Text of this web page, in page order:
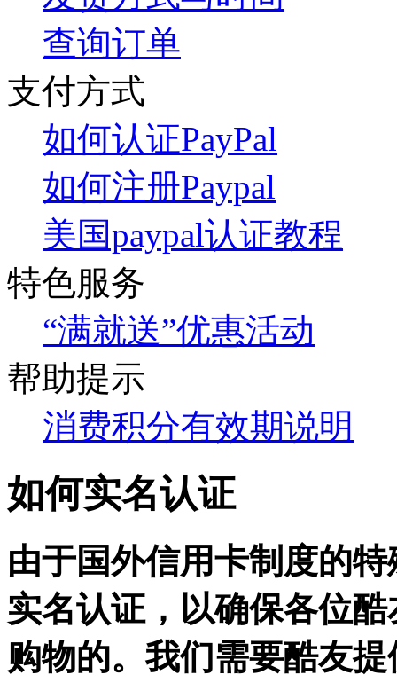
查询订单
支付方式
如何认证PayPal
如何注册Paypal
美国paypal认证教程
特色服务
“满就送”优惠活动
帮助提示
消费积分有效期说明
如何实名认证
由于国外信用卡制度的
实名认证，以确保各位
购物的。我们需要酷友